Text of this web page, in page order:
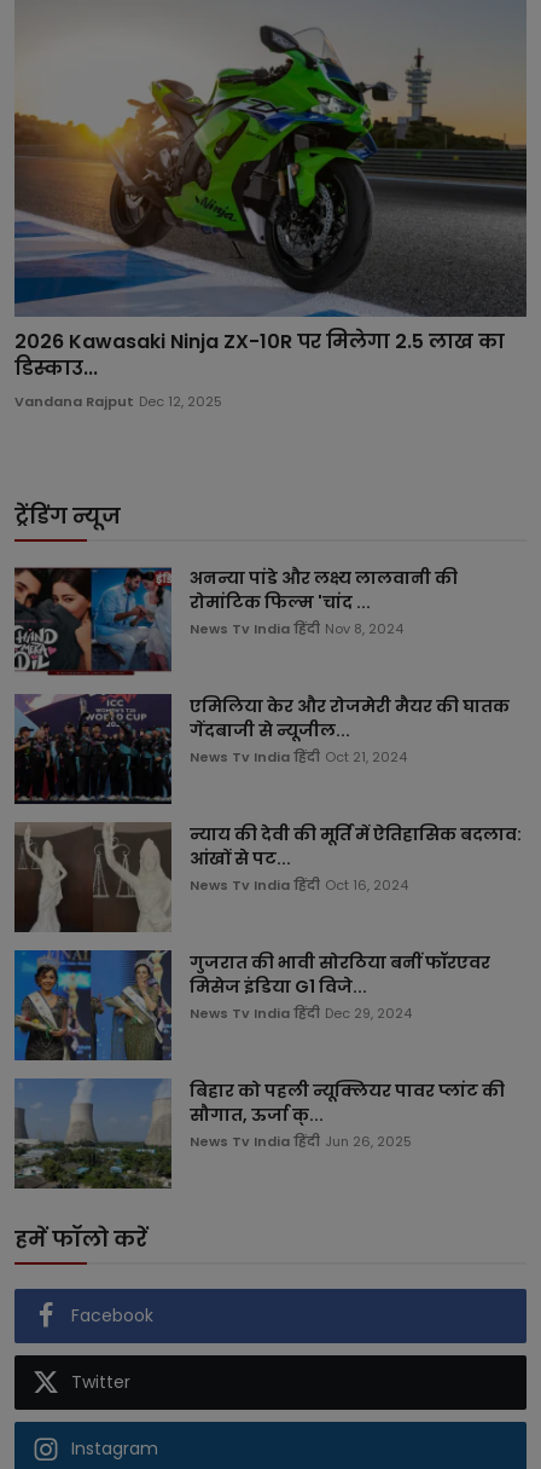
2026 Kawasaki Ninja ZX-10R पर मिलेगा 2.5 लाख का
डिस्काउ...
Vandana Rajput Dec 12, 2025
ट्रेंडिंग न्यूज
अनन्या पांडे और लक्ष्य लालवानी की
रोमांटिक फिल्म 'चांद ...
News Tv India हिंदी Nov 8, 2024
एमिलिया केर और रोजमेरी मैयर की घातक
गेंदबाजी से न्यूजील...
News Tv India हिंदी Oct 21, 2024
न्याय की देवी की मूर्ति में ऐतिहासिक बदलाव:
आंखों से पट...
News Tv India हिंदी Oct 16, 2024
गुजरात की भावी सोरठिया बनीं फॉरएवर
मिसेज इंडिया G1 विजे...
News Tv India हिंदी Dec 29, 2024
बिहार को पहली न्यूक्लियर पावर प्लांट की
सौगात, ऊर्जा क्...
News Tv India हिंदी Jun 26, 2025
हमें फॉलो करें
Facebook
Twitter
Instagram